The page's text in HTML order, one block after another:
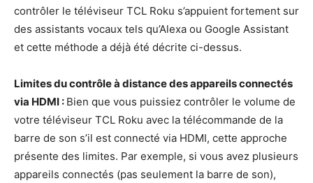
contrôler le téléviseur TCL Roku s’appuient fortement sur
des assistants vocaux tels qu’Alexa ou Google Assistant
et cette méthode a déjà été décrite ci-dessus.
Limites du contrôle à distance des appareils connectés
via HDMI : Bien que vous puissiez contrôler le volume de
votre téléviseur TCL Roku avec la télécommande de la
barre de son s’il est connecté via HDMI, cette approche
présente des limites. Par exemple, si vous avez plusieurs
appareils connectés (pas seulement la barre de son),